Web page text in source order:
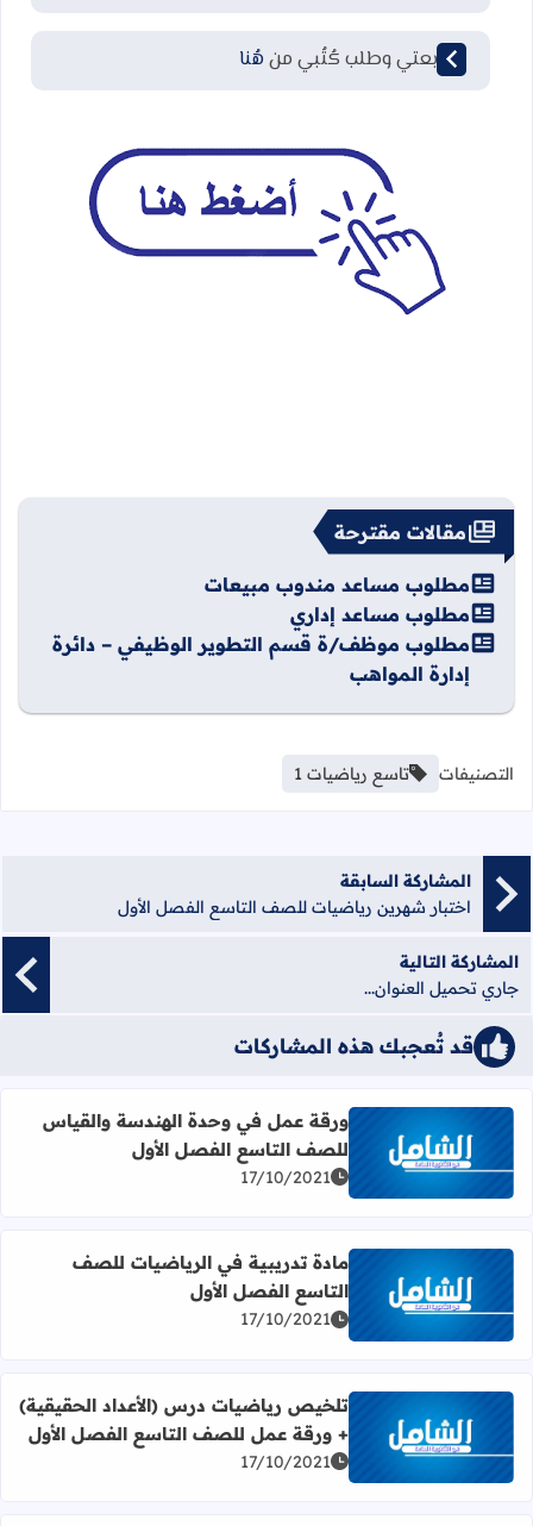
لمتابعتي وطلب كُتُبي من هُنا
مقالات مقترحة
مطلوب مساعد مندوب مبيعات
مطلوب مساعد إداري
مطلوب موظف/ة قسم التطوير الوظيفي – دائرة
إدارة المواهب
التصنيفات تاسع رياضيات 1
المشاركة السابقة
اختبار شهرين رياضيات للصف التاسع الفصل الأول
المشاركة التالية
جاري تحميل العنوان...
قد تُعجبك هذه المشاركات
اقرأ المزيد عن ورقة عمل في وحدة الهندسة والقياس للصف
ورقة عمل في وحدة الهندسة والقياس
للصف التاسع الفصل الأول
17/10/2021
اقرأ المزيد عن مادة تدريبية في الرياضيات للصف التاسع
مادة تدريبية في الرياضيات للصف
التاسع الفصل الأول
17/10/2021
اقرأ المزيد عن تلخيص رياضيات درس (الأعداد الحقيقية) +
تلخيص رياضيات درس (الأعداد الحقيقية)
+ ورقة عمل للصف التاسع الفصل الأول
17/10/2021